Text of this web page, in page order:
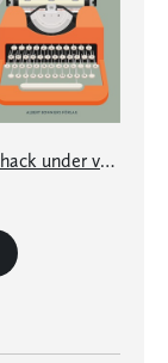
Schack under vulkanen